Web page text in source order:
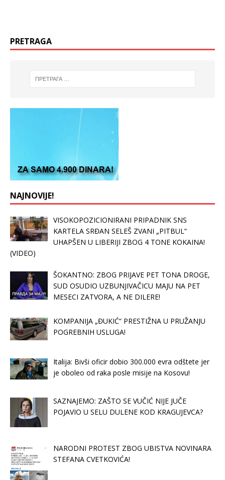
PRETRAGA
NAJNOVIJE!
VISOKOPOZICIONIRANI PRIPADNIK SNS
KARTELA SRĐAN SELEŠ ZVANI „PITBUL“
UHAPŠEN U LIBERIJI ZBOG 4 TONE KOKAINA!
(VIDEO)
ŠOKANTNO: ZBOG PRIJAVE PET TONA DROGE,
SUD OSUDIO UZBUNJIVAČICU MAJU NA PET
MESECI ZATVORA, A NE DILERE!
KOMPANIJA „ĐUKIĆ“ PRESTIŽNA U PRUŽANJU
POGREBNIH USLUGA!
Italija: Bivši oficir dobio 300.000 evra odštete jer
je oboleo od raka posle misije na Kosovu!
SAZNAJEMO: ZAŠTO SE VUČIĆ NIJE JUČE
POJAVIO U SELU DULENE KOD KRAGUJEVCA?
NARODNI PROTEST ZBOG UBISTVA NOVINARA
STEFANA CVETKOVIĆA!